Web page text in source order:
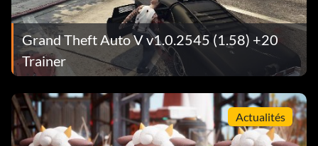
Grand Theft Auto V v1.0.2545 (1.58) +20
Trainer
Actualités